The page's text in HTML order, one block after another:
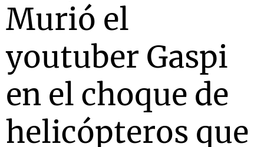
Murió el
youtuber Gaspi
en el choque de
helicópteros que